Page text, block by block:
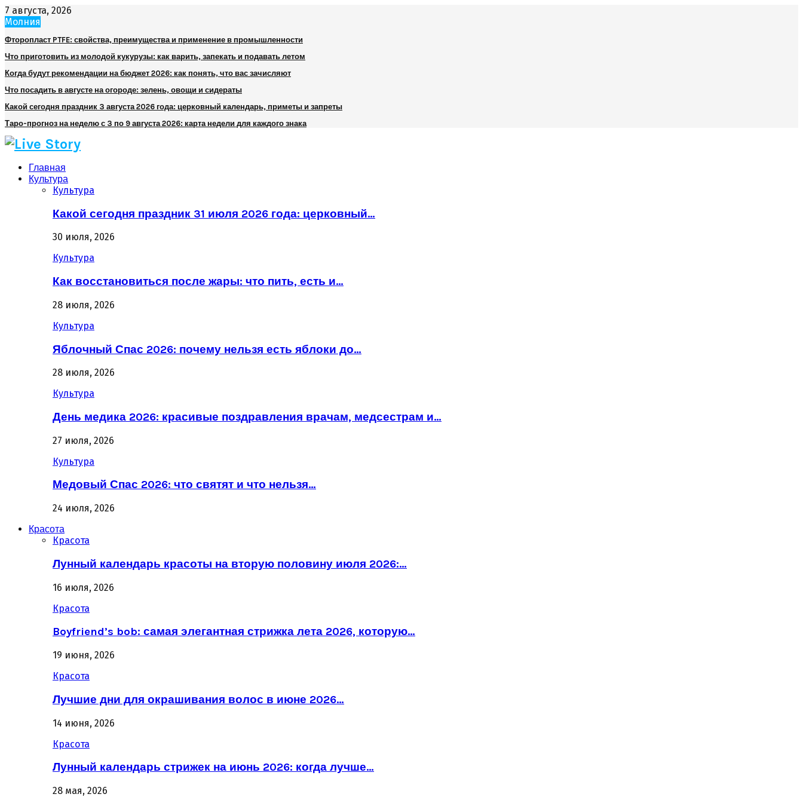
7 августа, 2026
Молния
Фторопласт PTFE: свойства, преимущества и применение в промышленности
Что приготовить из молодой кукурузы: как варить, запекать и подавать летом
Когда будут рекомендации на бюджет 2026: как понять, что вас зачисляют
Что посадить в августе на огороде: зелень, овощи и сидераты
Какой сегодня праздник 3 августа 2026 года: церковный календарь, приметы и запреты
Таро-прогноз на неделю с 3 по 9 августа 2026: карта недели для каждого знака
Главная
Культура
Культура
Какой сегодня праздник 31 июля 2026 года: церковный…
30 июля, 2026
Культура
Как восстановиться после жары: что пить, есть и…
28 июля, 2026
Культура
Яблочный Спас 2026: почему нельзя есть яблоки до…
28 июля, 2026
Культура
День медика 2026: красивые поздравления врачам, медсестрам и…
27 июля, 2026
Культура
Медовый Спас 2026: что святят и что нельзя…
24 июля, 2026
Красота
Красота
Лунный календарь красоты на вторую половину июля 2026:…
16 июля, 2026
Красота
Boyfriend’s bob: самая элегантная стрижка лета 2026, которую…
19 июня, 2026
Красота
Лучшие дни для окрашивания волос в июне 2026…
14 июня, 2026
Красота
Лунный календарь стрижек на июнь 2026: когда лучше…
28 мая, 2026